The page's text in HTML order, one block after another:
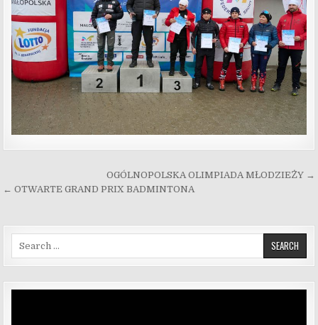
Nawigacja wpisuOGÓLNOPOLSKA OLIMPIADA MŁODZIEŻY →
← OTWARTE GRAND PRIX BADMINTONA